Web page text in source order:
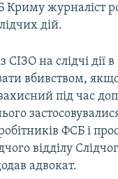
Криму журналіст
дій.
на слідчі дії
вбивством,
під час
ФСБ і
відділу
адвокат.